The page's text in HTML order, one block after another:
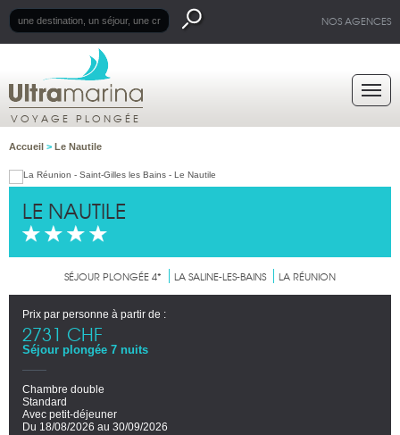
NOS AGENCES
VOYAGE PLONGÉE
Accueil > Le Nautile
LE NAUTILE
SÉJOUR PLONGÉE 4* LA SALINE-LES-BAINS LA RÉUNION
Prix par personne à partir de :
2731 CHF
Séjour plongée 7 nuits
Chambre double
Standard
Avec petit-déjeuner
Du 18/08/2026 au 30/09/2026